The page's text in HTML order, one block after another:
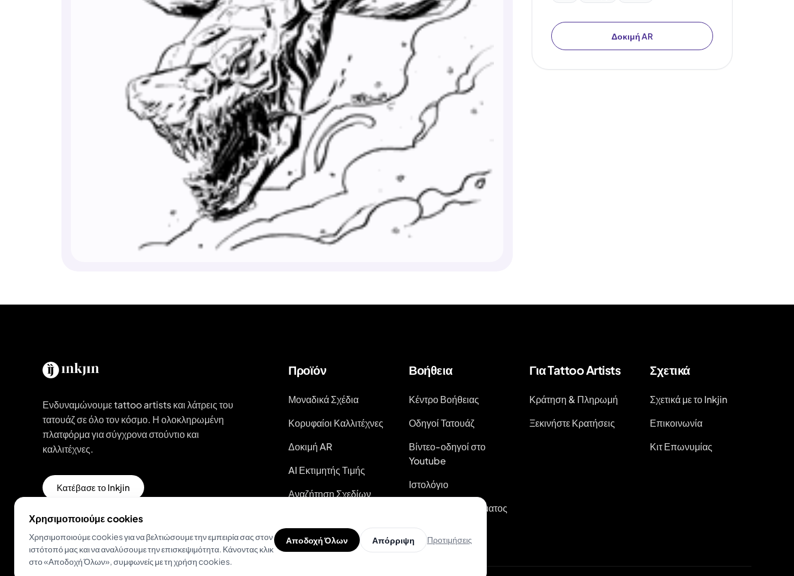
Δοκιμή AR
Ενδυναμώνουμε tattoo artists και λάτρεις του
τατουάζ σε όλο τον κόσμο. Η ολοκληρωμένη
πλατφόρμα για σύγχρονα στούντιο και
καλλιτέχνες.
Κατέβασε το Inkjin
Προϊόν
Μοναδικά Σχέδια
Κορυφαίοι Καλλιτέχνες
Δοκιμή AR
AI Εκτιμητής Τιμής
Αναζήτηση Σχεδίων
Βοήθεια
Κέντρο Βοήθειας
Οδηγοί Τατουάζ
Βίντεο-οδηγοί στο
Youtube
Ιστολόγιο
Κατάσταση Συστήματος
Για Tattoo Artists
Κράτηση & Πληρωμή
Ξεκινήστε Κρατήσεις
Σχετικά
Σχετικά με το Inkjin
Επικοινωνία
Κιτ Επωνυμίας
Χρησιμοποιούμε cookies
Χρησιμοποιούμε cookies για να βελτιώσουμε την εμπειρία σας στον
ιστότοπό μας και να αναλύσουμε την επισκεψιμότητα. Κάνοντας κλικ
στο «Αποδοχή Όλων», συμφωνείς με τη χρήση cookies.
Αποδοχή Όλων Απόρριψη Προτιμήσεις